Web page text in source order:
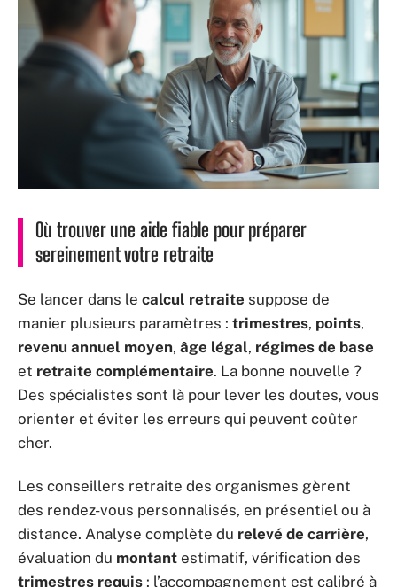
Où trouver une aide fiable pour préparer
sereinement votre retraite
Se lancer dans le calcul retraite suppose de
manier plusieurs paramètres : trimestres, points,
revenu annuel moyen, âge légal, régimes de base
et retraite complémentaire. La bonne nouvelle ?
Des spécialistes sont là pour lever les doutes, vous
orienter et éviter les erreurs qui peuvent coûter
cher.
Les conseillers retraite des organismes gèrent
des rendez-vous personnalisés, en présentiel ou à
distance. Analyse complète du relevé de carrière,
évaluation du montant estimatif, vérification des
trimestres requis : l’accompagnement est calibré à